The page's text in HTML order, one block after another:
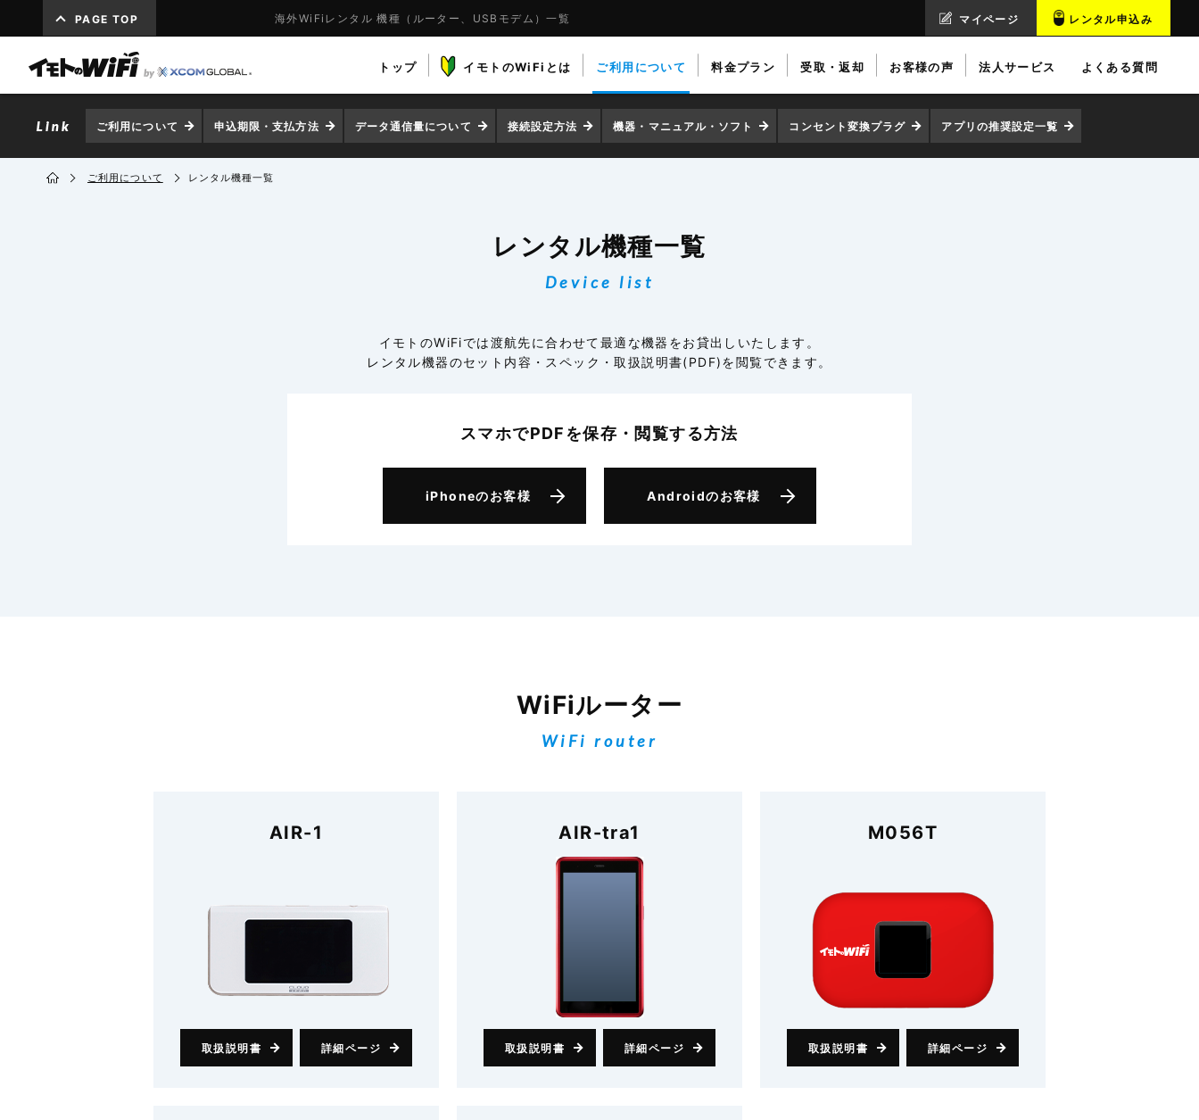
海外WiFiレンタル 機種（ルーター、USBモデム）一覧
PAGE TOP マイページ レンタル申込み
トップ イモトのWiFiとは ご利用について 料金プラン 受取・返却 お客様の声 法人サービス よくある質問
ご利用について 申込期限・支払方法 データ通信量について 接続設定方法 機器・マニュアル・ソフト コンセント変換プラグ アプリの推奨設定一覧
ご利用について レンタル機種一覧
レンタル機種一覧
Device list
イモトのWiFiでは渡航先に合わせて最適な機器をお貸出しいたします。
レンタル機器のセット内容・スペック・取扱説明書(PDF)を閲覧できます。
スマホでPDFを保存・閲覧する方法
iPhoneのお客様 Androidのお客様
WiFiルーター
WiFi router
AIR-1
取扱説明書 詳細ページ
AIR-tra1
取扱説明書 詳細ページ
M056T
取扱説明書 詳細ページ